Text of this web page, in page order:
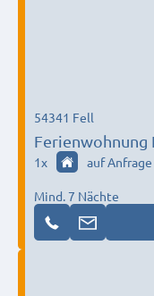
Ferienwohnung
54341 Fell
1x auf Anfrage
Mind. 7 Nächte